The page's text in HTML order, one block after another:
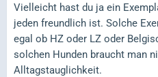
Vielleicht hast du ja ein
jeden freundlich ist. Solche
egal ob HZ oder LZ oder
solchen Hunden braucht man
Alltagstauglichkeit.